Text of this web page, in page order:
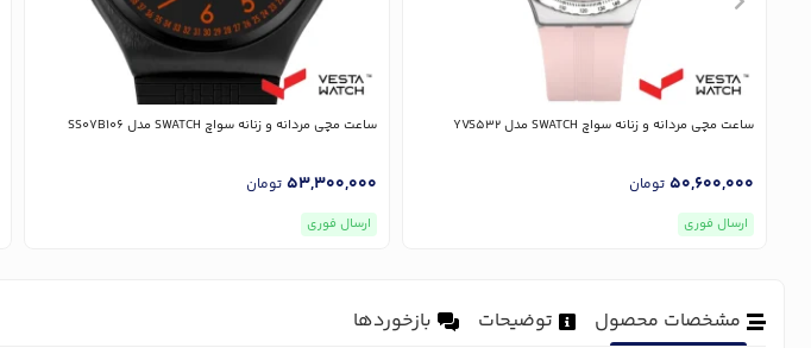
ساعت مچی مردانه و زنانه سواچ SWATCH مدل YVS532
50,600,000 تومان
ارسال فوری
ساعت مچی مردانه و زنانه سواچ SWATCH مدل SS07B106
53,300,000 تومان
ارسال فوری
مشخصات محصول توضیحات بازخوردها